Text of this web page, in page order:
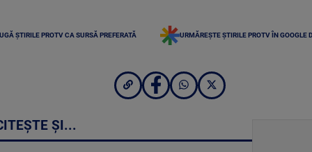
ȘTIRILE PROTV CA SURSĂ PREFERATĂ URMĂREȘTE ȘTIRILE PROTV ÎN GOOGLE
ȘI...